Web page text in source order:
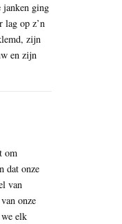
janken ging
lag op z’n
zijn
en zijn
om
dat onze
van
onze
elk